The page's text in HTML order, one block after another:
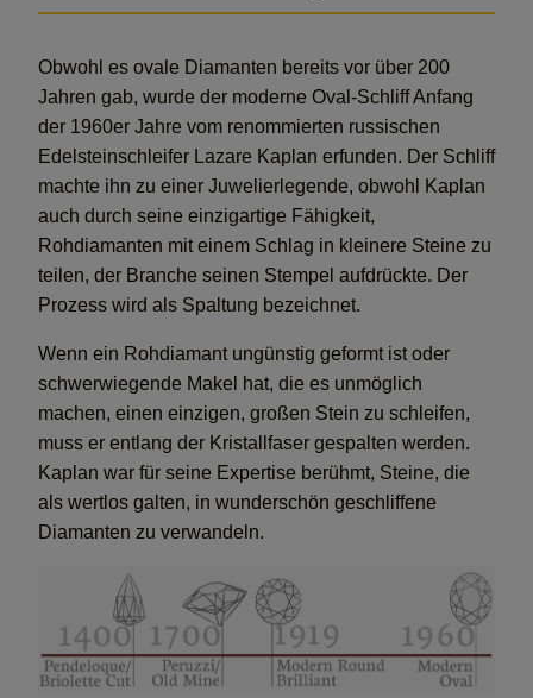
Obwohl es ovale Diamanten bereits vor über 200
Jahren gab, wurde der moderne Oval-Schliff Anfang
der 1960er Jahre vom renommierten russischen
Edelsteinschleifer Lazare Kaplan erfunden. Der Schliff
machte ihn zu einer Juwelierlegende, obwohl Kaplan
auch durch seine einzigartige Fähigkeit,
Rohdiamanten mit einem Schlag in kleinere Steine zu
teilen, der Branche seinen Stempel aufdrückte. Der
Prozess wird als Spaltung bezeichnet.
Wenn ein Rohdiamant ungünstig geformt ist oder
schwerwiegende Makel hat, die es unmöglich
machen, einen einzigen, großen Stein zu schleifen,
muss er entlang der Kristallfaser gespalten werden.
Kaplan war für seine Expertise berühmt, Steine, die
als wertlos galten, in wunderschön geschliffene
Diamanten zu verwandeln.